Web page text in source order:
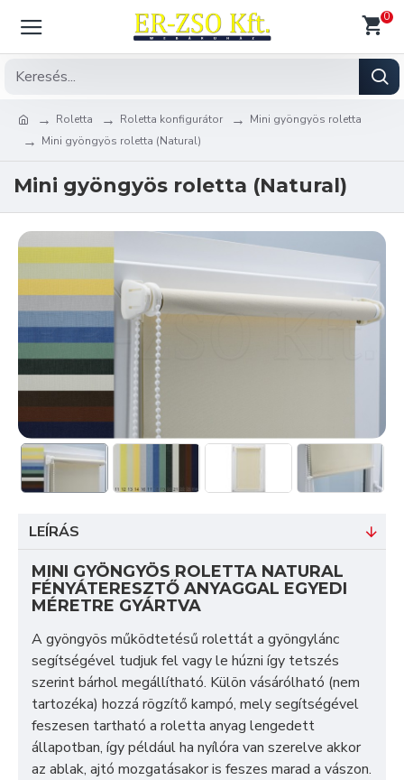
0
Roletta Roletta konfigurátor
Mini gyöngyös roletta
Mini gyöngyös roletta (Natural)
Mini gyöngyös roletta (Natural)
LEÍRÁS
MINI GYÖNGYÖS ROLETTA NATURAL
FÉNYÁTERESZTŐ ANYAGGAL EGYEDI
MÉRETRE GYÁRTVA
A gyöngyös működtetésű rolettát a gyöngylánc
segítségével tudjuk fel vagy le húzni így tetszés
szerint bárhol megállítható. Külön vásárólható (nem
tartozéka) hozzá rögzítő kampó, mely segítségével
feszesen tartható a roletta anyag lengedett
állapotban, így például ha nyílóra van szerelve akkor
az ablak, ajtó mozgatásakor is feszes marad a vászon.